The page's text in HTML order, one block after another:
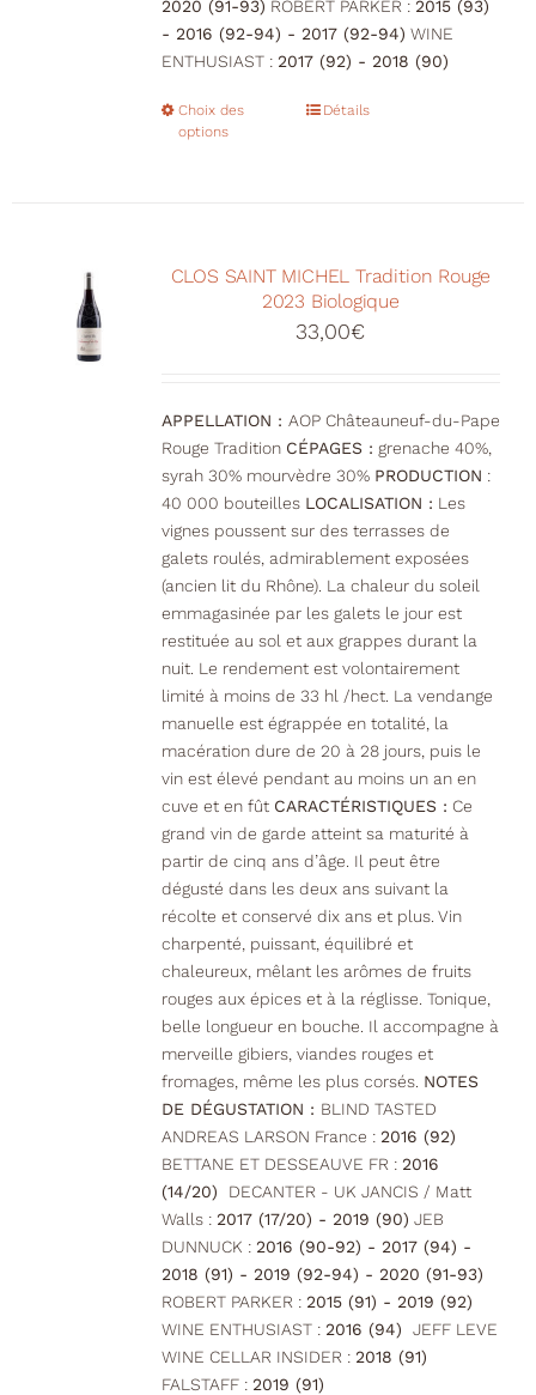
2020 (91-93) ROBERT PARKER : 2015 (93)
- 2016 (92-94) - 2017 (92-94) WINE
ENTHUSIAST : 2017 (92) - 2018 (90)
Choix des
options
Ce
options
peuvent
être
la
page
du
produit
Détails
CLOS SAINT MICHEL Tradition Rouge
2023 Biologique
33,00€
APPELLATION : AOP Châteauneuf-du-Pape
Rouge Tradition CÉPAGES : grenache 40%,
syrah 30% mourvèdre 30% PRODUCTION :
40 000 bouteilles LOCALISATION : Les
vignes poussent sur des terrasses de
galets roulés, admirablement exposées
(ancien lit du Rhône). La chaleur du soleil
emmagasinée par les galets le jour est
restituée au sol et aux grappes durant la
nuit. Le rendement est volontairement
limité à moins de 33 hl /hect. La vendange
manuelle est égrappée en totalité, la
macération dure de 20 à 28 jours, puis le
vin est élevé pendant au moins un an en
cuve et en fût CARACTÉRISTIQUES : Ce
grand vin de garde atteint sa maturité à
partir de cinq ans d’âge. Il peut être
dégusté dans les deux ans suivant la
récolte et conservé dix ans et plus. Vin
charpenté, puissant, équilibré et
chaleureux, mêlant les arômes de fruits
rouges aux épices et à la réglisse. Tonique,
belle longueur en bouche. Il accompagne à
merveille gibiers, viandes rouges et
fromages, même les plus corsés. NOTES
DE DÉGUSTATION : BLIND TASTED
ANDREAS LARSON France : 2016 (92)
BETTANE ET DESSEAUVE FR : 2016
(14/20)
DECANTER - UK JANCIS / Matt
Walls : 2017 (17/20) - 2019 (90) JEB
DUNNUCK : 2016 (90-92) - 2017 (94) -
2018 (91) - 2019 (92-94) - 2020 (91-93)
ROBERT PARKER : 2015 (91) - 2019 (92)
WINE ENTHUSIAST : 2016 (94)
JEFF LEVE
WINE CELLAR INSIDER : 2018 (91)
FALSTAFF : 2019 (91)